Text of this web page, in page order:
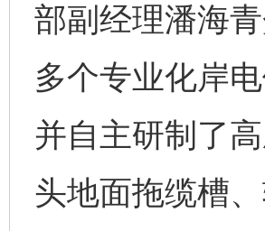
部副经理潘海
多个专业化岸
并自主研制了
头地面拖缆槽